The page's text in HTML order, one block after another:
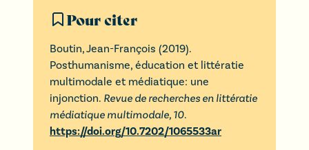
Pour citer
Boutin,Jean-François (2019).
Posthumanisme, éducation et littératie
multimodale et médiatique: une
injonction. Revue de recherches en littératie
médiatique multimodale, 10.
https://doi.org/10.7202/1065533ar